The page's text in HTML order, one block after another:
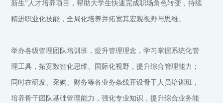
新生”人才培养项目，帮助大学生快速完成职场角色转变，持续
精进职业化技能，全局化培养并拓宽其宏观视野与思维。
举办各级管理团队培训班，提升管理理念，学习掌握系统化管
理工具，拓宽数智化思维、国际化视野，提升综合管理能力；
同时在研发、采购、财务等各业务条线开设骨干人员培训班，
培养骨干团队基础管理能力，强化专业知识，提升综合业务能